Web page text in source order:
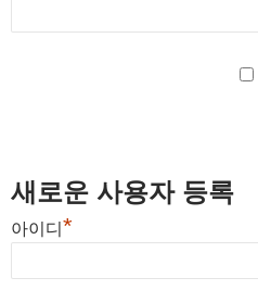
새로운 사용자 등록
아이디 *